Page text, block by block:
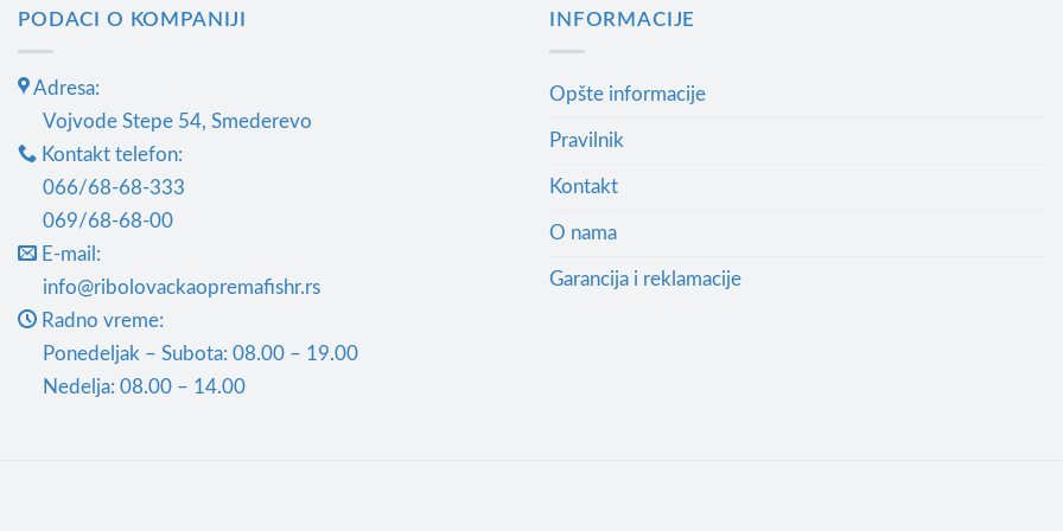
PODACI O KOMPANIJI
Adresa:
Vojvode Stepe 54, Smederevo
Kontakt telefon:
066/68-68-333
069/68-68-00
E-mail:
info@ribolovackaopremafishr.rs
Radno vreme:
Ponedeljak – Subota: 08.00 – 19.00
Nedelja: 08.00 – 14.00
INFORMACIJE
Opšte informacije
Pravilnik
Kontakt
O nama
Garancija i reklamacije